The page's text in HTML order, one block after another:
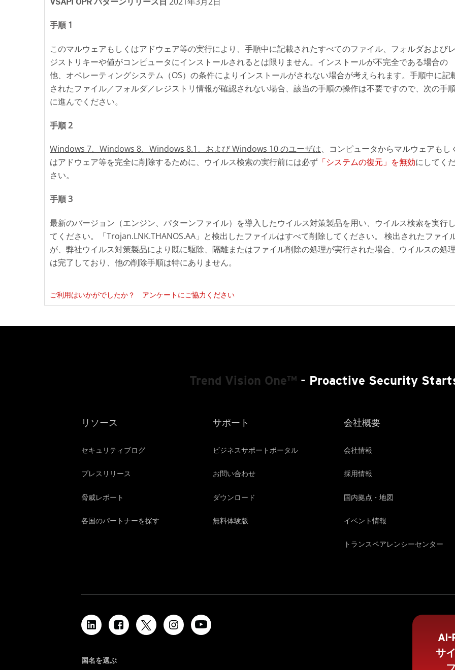
手順 1
このマルウェアもしくはアドウェア等の実行により、手順中に記載されたすべてのファイル、フォルダおよびレ
ジストリキーや値がコンピュータにインストールされるとは限りません。インストールが不完全である場合の
他、オペレーティングシステム（OS）の条件によりインストールがされない場合が考えられます。手順中に記
されたファイル／フォルダ／レジストリ情報が確認されない場合、該当の手順の操作は不要ですので、次の手
に進んでください。
手順 2
Windows 7、Windows 8、Windows 8.1、および Windows 10 のユーザは、コンピュータからマルウェアもし
はアドウェア等を完全に削除するために、ウイルス検索の実行前には必ず 「システムの復元」を無効にしてく
さい。
手順 3
最新のバージョン（エンジン、パターンファイル）を導入したウイルス対策製品を用い、ウイルス検索を実行し
てください。「Trojan.LNK.THANOS.AA」と検出したファイルはすべて削除してください。 検出されたファイ
が、弊社ウイルス対策製品により既に駆除、隔離またはファイル削除の処理が実行された場合、ウイルスの処理
は完了しており、他の削除手順は特にありません。
ご利用はいかがでしたか？ アンケートにご協力ください
Trend Vision One™ - Proactive Security
リソース
セキュリティブログ
プレスリリース
脅威レポート
各国のパートナーを探す
サポート
ビジネスサポートポータル
お問い合わせ
ダウンロード
無料体験版
会社概要
会社情報
採用情報
国内拠点・地図
イベント情報
トランスペアレンシーセンター
国名を選ぶ
AI-
サ